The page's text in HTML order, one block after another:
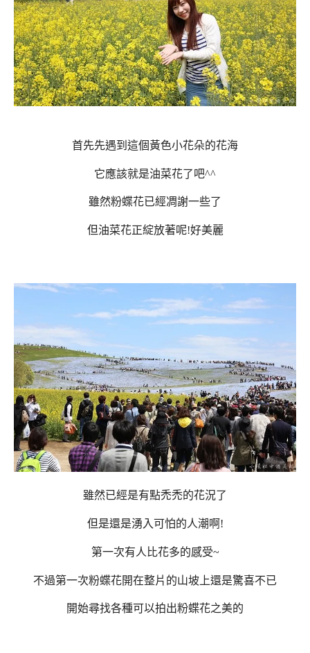
首先先遇到這個黃色小花朵的花海
它應該就是油菜花了吧^^
雖然粉蝶花已經凋謝一些了
但油菜花正綻放著呢!好美麗
雖然已經是有點禿禿的花況了
但是還是湧入可怕的人潮啊!
第一次有人比花多的感受~
不過第一次粉蝶花開在整片的山坡上還是驚喜不已
開始尋找各種可以拍出粉蝶花之美的